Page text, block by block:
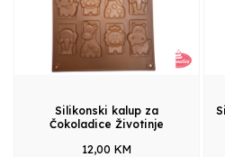
Silikonski kalup za
Čokoladice Životinje
12,00 KM